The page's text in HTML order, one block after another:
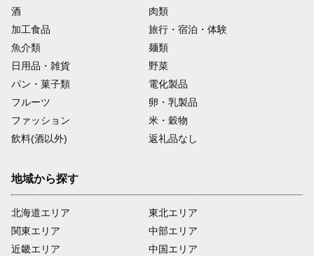
酒
肉類
加工食品
旅行・宿泊・体験
魚介類
麺類
日用品・雑貨
野菜
パン・菓子類
電化製品
フルーツ
卵・乳製品
ファッション
米・穀物
飲料(酒以外)
返礼品なし
地域から探す
北海道エリア
関東エリア
近畿エリア
東北エリア
中部エリア
中国エリア